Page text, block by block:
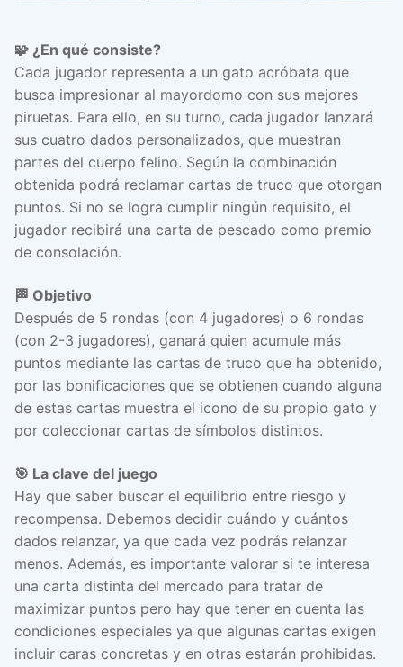
🧩 ¿En qué consiste?
Cada jugador representa a un gato acróbata que
busca impresionar al mayordomo con sus mejores
piruetas. Para ello, en su turno, cada jugador lanzará
sus cuatro dados personalizados, que muestran
partes del cuerpo felino. Según la combinación
obtenida podrá reclamar cartas de truco que otorgan
puntos. Si no se logra cumplir ningún requisito, el
jugador recibirá una carta de pescado como premio
de consolación.
🏁 Objetivo
Después de 5 rondas (con 4 jugadores) o 6 rondas
(con 2-3 jugadores), ganará quien acumule más
puntos mediante las cartas de truco que ha obtenido,
por las bonificaciones que se obtienen cuando alguna
de estas cartas muestra el icono de su propio gato y
por coleccionar cartas de símbolos distintos.
🎯 La clave del juego
Hay que saber buscar el equilibrio entre riesgo y
recompensa. Debemos decidir cuándo y cuántos
dados relanzar, ya que cada vez podrás relanzar
menos. Además, es importante valorar si te interesa
una carta distinta del mercado para tratar de
maximizar puntos pero hay que tener en cuenta las
condiciones especiales ya que algunas cartas exigen
incluir caras concretas y en otras estarán prohibidas.